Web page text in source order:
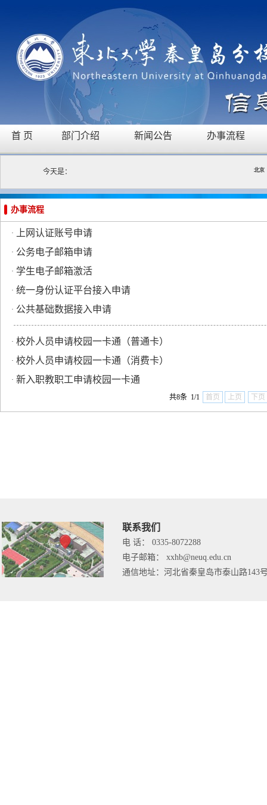
首 页 部门介绍 新闻公告 办事流程
今天是：
办事流程
· 上网认证账号申请
· 公务电子邮箱申请
· 学生电子邮箱激活
· 统一身份认证平台接入申请
· 公共基础数据接入申请
· 校外人员申请校园一卡通（普通卡）
· 校外人员申请校园一卡通（消费卡）
· 新入职教职工申请校园一卡通
共8条 1/1 首页 上页 下页
联系我们
电 话： 0335-8072288
电子邮箱： xxhb@neuq.edu.cn
通信地址：河北省秦皇岛市泰山路143